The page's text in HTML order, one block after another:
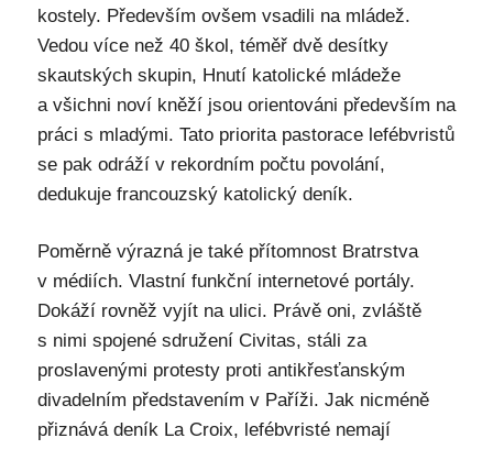
kostely. Především ovšem vsadili na mládež.
Vedou více než 40 škol, téměř dvě desítky
skautských skupin, Hnutí katolické mládeže
a všichni noví kněží jsou orientováni především na
práci s mladými. Tato priorita pastorace lefébvristů
se pak odráží v rekordním počtu povolání,
dedukuje francouzský katolický deník.
Poměrně výrazná je také přítomnost Bratrstva
v médiích. Vlastní funkční internetové portály.
Dokáží rovněž vyjít na ulici. Právě oni, zvláště
s nimi spojené sdružení Civitas, stáli za
proslavenými protesty proti antikřesťanským
divadelním představením v Paříži. Jak nicméně
přiznává deník La Croix, lefébvristé nemají